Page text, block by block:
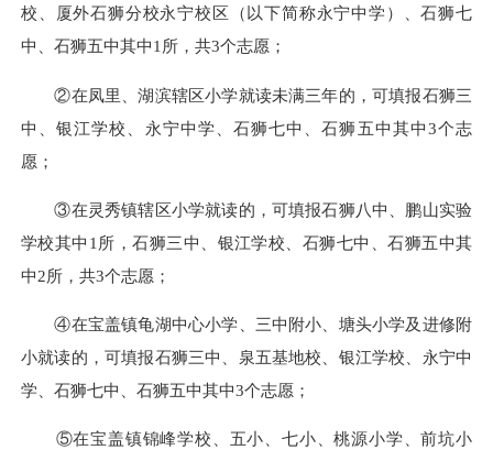
校、厦外石狮分校永宁校区（以下简称永宁中学）、石狮七
中、石狮五中其中1所，共3个志愿；
②在凤里、湖滨辖区小学就读未满三年的，可填报石狮三
中、银江学校、永宁中学、石狮七中、石狮五中其中3个志
愿；
③在灵秀镇辖区小学就读的 ， 可填报石狮八中、鹏山实验
学校其中1所，石狮三中、银江学校、石狮七中、石狮五中其
中2所，共3个志愿；
④在宝盖镇龟湖中心小学、三中附小、塘头小学及进修附
小就读的，可填报石狮三中、泉五基地校、银江学校、永宁中
学、石狮七中、石狮五中其中3个志愿；
⑤在宝盖镇锦峰学校、五小、七小、桃源小学、前坑小